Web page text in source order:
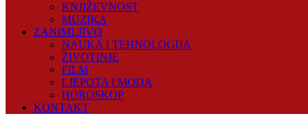
KNJIŽEVNOST
MUZIKA
ZANIMLJIVO
NAUKA I TEHNOLOGIJA
ŽIVOTINJE
FILM
LJEPOTA I MODA
HOROSKOP
KONTAKT